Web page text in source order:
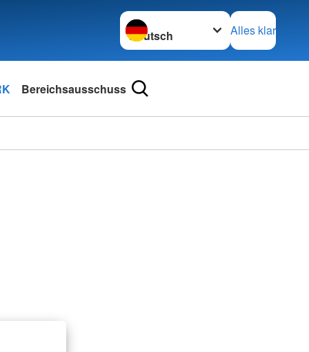
Sprache wechseln zu
Alles klar
Bereichsausschuss